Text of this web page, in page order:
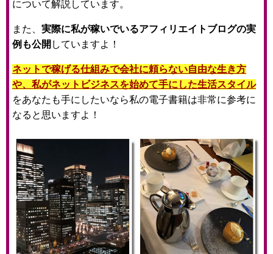
について解説しています。
また、 実際に私が稼いでいるアフィリエイトブログの実
例も公開 していますよ！
ネットで稼げる仕組みで会社に頼らない自由な生き方
や、私がネットビジネスを始めて手にした生活スタイル
をあなたも手にしたいなら私の電子書籍は非常に参考に
なると思いますよ！